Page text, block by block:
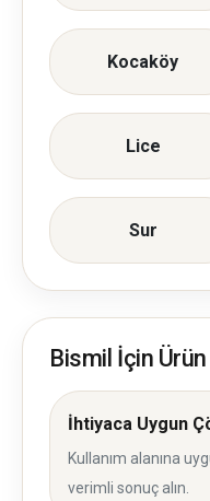
Kocaköy
Lice
Sur
Bismil İçin
İhtiyaca Uygun
Kullanım alanına
verimli sonuç alın.